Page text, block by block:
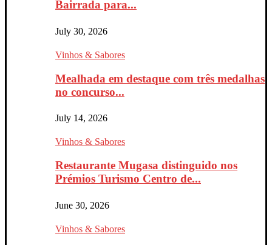
Bairrada para...
July 30, 2026
Vinhos & Sabores
Mealhada em destaque com três medalhas
no concurso...
July 14, 2026
Vinhos & Sabores
Restaurante Mugasa distinguido nos
Prémios Turismo Centro de...
June 30, 2026
Vinhos & Sabores